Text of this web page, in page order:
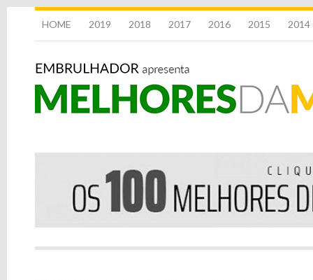
HOME 2019 2018 2017 2016 2015 2014